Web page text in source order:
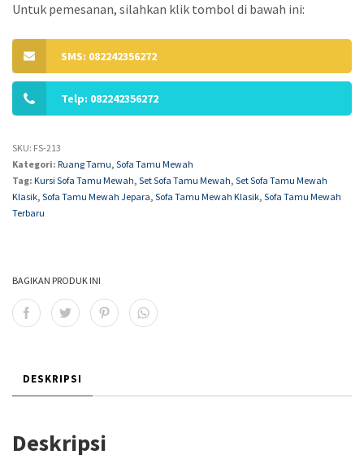
Untuk pemesanan, silahkan klik tombol di bawah ini:
SMS: 082242356272
Telp: 082242356272
SKU: FS-213
Kategori: Ruang Tamu, Sofa Tamu Mewah
Tag: Kursi Sofa Tamu Mewah, Set Sofa Tamu Mewah, Set Sofa Tamu Mewah
Klasik, Sofa Tamu Mewah Jepara, Sofa Tamu Mewah Klasik, Sofa Tamu Mewah
Terbaru
BAGIKAN PRODUK INI
DESKRIPSI
Deskripsi